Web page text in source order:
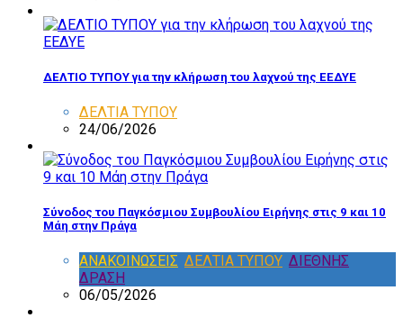
ΔΕΛΤΙΟ ΤΥΠΟΥ για την κλήρωση του λαχνού της ΕΕΔΥΕ
ΔΕΛΤΙΑ ΤΥΠΟΥ
24/06/2026
Σύνοδος του Παγκόσμιου Συμβουλίου Ειρήνης στις 9 και 10
Μάη στην Πράγα
ΑΝΑΚΟΙΝΩΣΕΙΣ ΔΕΛΤΙΑ ΤΥΠΟΥ ΔΙΕΘΝΗΣ
ΔΡΑΣΗ
06/05/2026